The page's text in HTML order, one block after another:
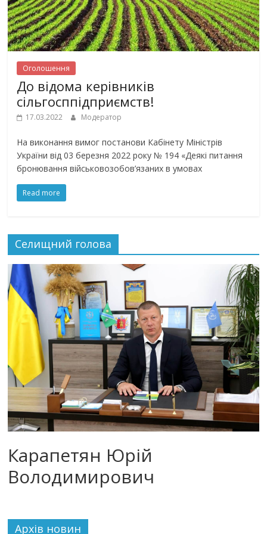
Оголошення
До відома керівників
сільгосппідприємств!
17.03.2022 Модератор
На виконання вимог постанови Кабінету Міністрів
України від 03 березня 2022 року № 194 «Деякі питання
бронювання військовозобов’язаних в умовах
Read more
Селищний голова
Карапетян Юрій
Володимирович
Архiв новин